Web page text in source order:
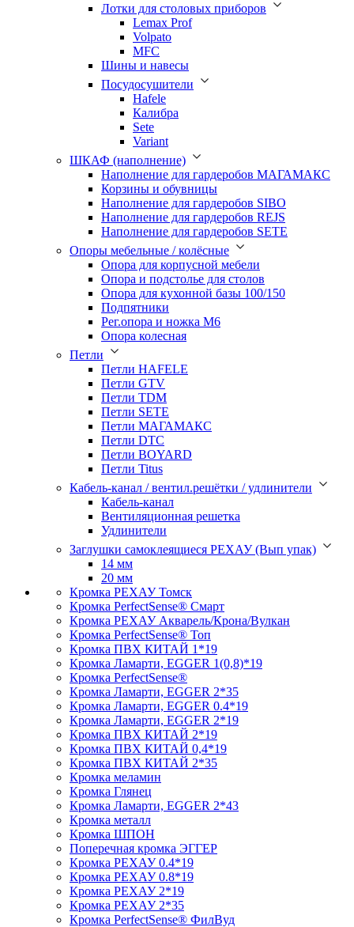
Лотки для столовых приборов
Lemax Prof
Volpato
MFC
Шины и навесы
Посудосушители
Hafele
Калибра
Sete
Variant
ШКАФ (наполнение)
Наполнение для гардеробов МАГАМАКС
Корзины и обувницы
Наполнение для гардеробов SIBO
Наполнение для гардеробов REJS
Наполнение для гардеробов SETE
Опоры мебельные / колёсные
Опора для корпусной мебели
Опора и подстолье для столов
Опора для кухонной базы 100/150
Подпятники
Рег.опора и ножка М6
Опора колесная
Петли
Петли HAFELE
Петли GTV
Петли TDM
Петли SETE
Петли МАГАМАКС
Петли DTC
Петли BOYARD
Петли Titus
Кабель-канал / вентил.решётки / удлинители
Кабель-канал
Вентиляционная решетка
Удлинители
Заглушки самоклеящиеся РЕХАУ (Вып упак)
14 мм
20 мм
Кромка PЕХАУ Томск
Кромка PerfectSense® Смарт
Кромка PЕХАУ Акварель/Крона/Вулкан
Кромка PerfectSense® Топ
Кромка ПВХ КИТАЙ 1*19
Кромка Ламарти, EGGER 1(0,8)*19
Кромка PerfectSense®
Кромка Ламарти, EGGER 2*35
Кромка Ламарти, EGGER 0.4*19
Кромка Ламарти, EGGER 2*19
Кромка ПВХ КИТАЙ 2*19
Кромка ПВХ КИТАЙ 0,4*19
Кромка ПВХ КИТАЙ 2*35
Кромка меламин
Кромка Глянец
Кромка Ламарти, EGGER 2*43
Кромка металл
Кромка ШПОН
Поперечная кромка ЭГГЕР
Кромка PЕХАУ 0.4*19
Кромка PЕХАУ 0.8*19
Кромка PЕХАУ 2*19
Кромка PЕХАУ 2*35
Кромка PerfectSense® ФилВуд